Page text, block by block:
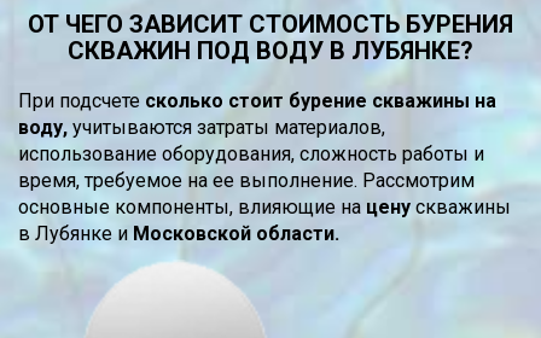
ОТ ЧЕГО ЗАВИСИТ СТОИМОСТЬ БУРЕНИЯ
СКВАЖИН ПОД ВОДУ В ЛУБЯНКЕ?
При подсчете сколько стоит бурение скважины на
воду, учитываются затраты материалов,
использование оборудования, сложность работы и
время, требуемое на ее выполнение. Рассмотрим
основные компоненты, влияющие на цену скважины
в Лубянке и Московской области.